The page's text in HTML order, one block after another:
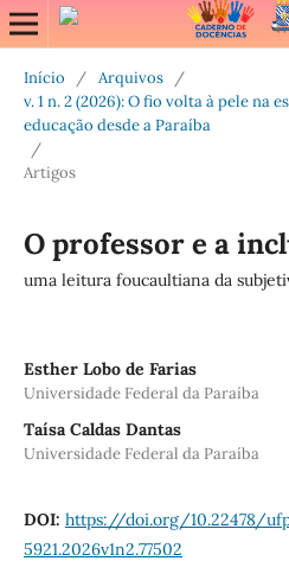
Início / Arquivos
/
v. 1 n. 2 (2026): O fio volta à pele na
educação desde a Paraíba
/
Artigos
O professor e a
uma leitura foucaultiana da
Esther Lobo de Farias
Universidade Federal da Paraíba
Taísa Caldas Dantas
Universidade Federal da Paraíba
DOI: https://doi.org/10.22478/
5921.2026v1n2.77502